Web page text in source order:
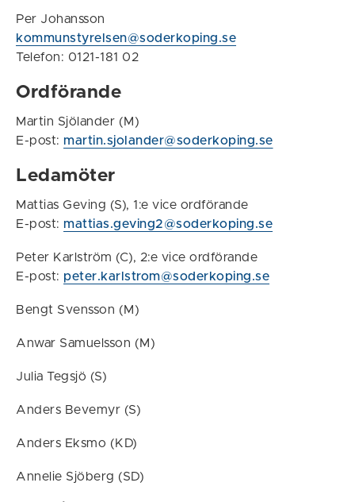
Per Johansson
kommunstyrelsen@soderkoping.se
Telefon: 0121-181 02
Ordförande
Martin Sjölander (M)
E-post: martin.sjolander@soderkoping.se
Ledamöter
Mattias Geving (S), 1:e vice ordförande
E-post: mattias.geving2@soderkoping.se
Peter Karlström (C), 2:e vice ordförande
E-post: peter.karlstrom@soderkoping.se
Bengt Svensson (M)
Anwar Samuelsson (M)
Julia Tegsjö (S)
Anders Bevemyr (S)
Anders Eksmo (KD)
Annelie Sjöberg (SD)